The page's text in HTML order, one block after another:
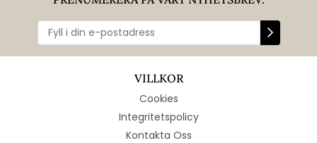
VILLKOR
Cookies
Integritetspolicy
Kontakta Oss